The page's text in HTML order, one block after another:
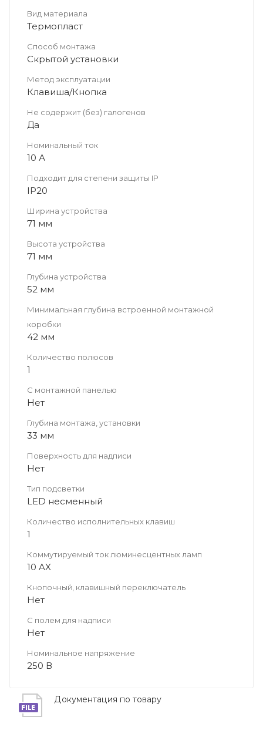
Вид материала
Термопласт
Способ монтажа
Скрытой установки
Метод эксплуатации
Клавиша/Кнопка
Не содержит (без) галогенов
Да
Номинальный ток
10 А
Подходит для степени защиты IP
IP20
Ширина устройства
71 мм
Высота устройства
71 мм
Глубина устройства
52 мм
Минимальная глубина встроенной монтажной
коробки
42 мм
Количество полюсов
1
С монтажной панелью
Нет
Глубина монтажа, установки
33 мм
Поверхность для надписи
Нет
Тип подсветки
LED несменный
Количество исполнительных клавиш
1
Коммутируемый ток люминесцентных ламп
10 AX
Кнопочный, клавишный переключатель
Нет
С полем для надписи
Нет
Номинальное напряжение
250 В
Документация по товару